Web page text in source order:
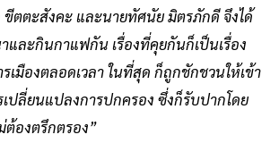
ตตะสังคะ และนายทัศนัย มิตรภักดี จึงได้
และกินกาแฟกัน เรื่องที่คุยกันก็เป็นเรื่อง
เมืองตลอดเวลา ในที่สุด ก็ถูกชักชวนให้เข้า
เปลี่ยนแปลงการปกครอง ซึ่งก็รับปากโดย
ต้องตรึกตรอง”